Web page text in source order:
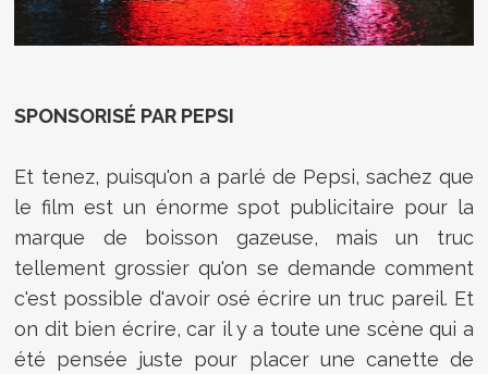
SPONSORISÉ PAR PEPSI
Et tenez, puisqu'on a parlé de Pepsi, sachez que
le film est un énorme spot publicitaire pour la
marque de boisson gazeuse, mais un truc
tellement grossier qu'on se demande comment
c'est possible d'avoir osé écrire un truc pareil. Et
on dit bien écrire, car il y a toute une scène qui a
été pensée juste pour placer une canette de